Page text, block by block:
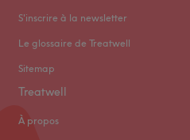
S'inscrire à la newsletter
Le glossaire de Treatwell
Sitemap
Treatwell
À propos